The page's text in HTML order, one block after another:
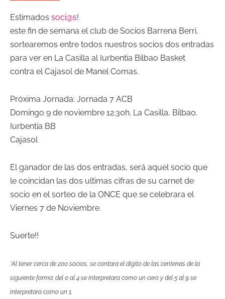
Estimados soci@s!
este fin de semana el club de Socios Barrena Berri,
sortearemos entre todos nuestros socios dos entradas
para ver en La Casilla al Iurbentia Bilbao Basket
contra el Cajasol de Manel Comas.
Próxima Jornada: Jornada 7 ACB
Domingo 9 de noviembre 12.30h. La Casilla, Bilbao.
Iurbentia BB
Cajasol
El ganador de las dos entradas, será aquel socio que
le coincidan las dos ultimas cifras de su carnet de
socio en el sorteo de la ONCE que se celebrara el
Viernes 7 de Noviembre.
Suerte!!
*Al tener cerca de 200 socios, se contara el digito de las centenas de la
siguiente forma: del 0 al 4 se interpretara como un cero y del 5 al 9 se
interpretara como un 1.